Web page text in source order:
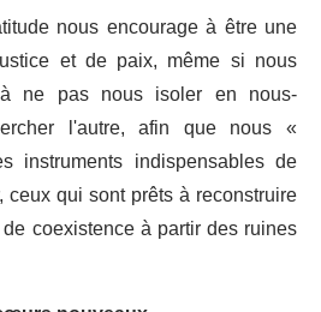
nous encourage à être une
et de paix, même si nous
ne pas nous isoler en nous-
l'autre, afin que nous «
instruments indispensables de
qui sont prêts à reconstruire
coexistence à partir des ruines